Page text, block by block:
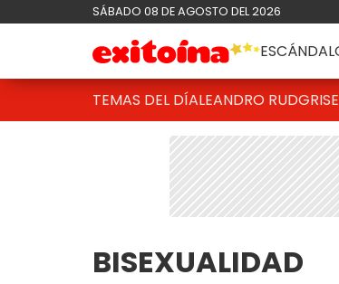
SÁBADO 08 DE AGOSTO DEL 2026
TEMAS DEL DÍALEANDRO RUD
BISEXUALIDAD